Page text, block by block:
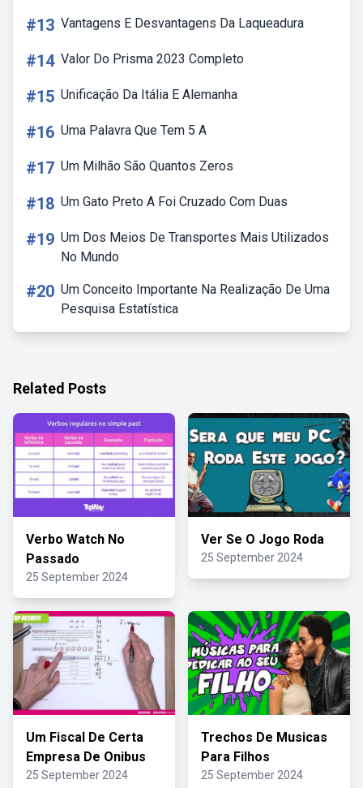
#13 Vantagens E Desvantagens Da Laqueadura
#14 Valor Do Prisma 2023 Completo
#15 Unificação Da Itália E Alemanha
#16 Uma Palavra Que Tem 5 A
#17 Um Milhão São Quantos Zeros
#18 Um Gato Preto A Foi Cruzado Com Duas
#19 Um Dos Meios De Transportes Mais Utilizados
No Mundo
#20 Um Conceito Importante Na Realização De Uma
Pesquisa Estatística
Related Posts
Verbo Watch No
Passado
25 September 2024
Ver Se O Jogo Roda
25 September 2024
Um Fiscal De Certa
Empresa De Onibus
25 September 2024
Trechos De Musicas
Para Filhos
25 September 2024